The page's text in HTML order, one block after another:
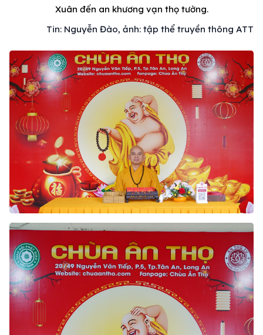
Xuân đến an khương vạn thọ tường.
Tin: Nguyễn Đào, ảnh: tập thể truyền thông ATT